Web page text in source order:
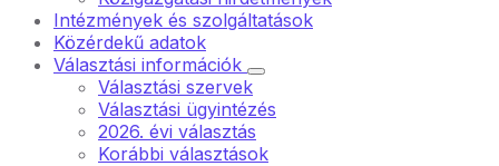
Intézmények és szolgáltatások
Közérdekű adatok
Választási információk
Választási szervek
Választási ügyintézés
2026. évi választás
Korábbi választások